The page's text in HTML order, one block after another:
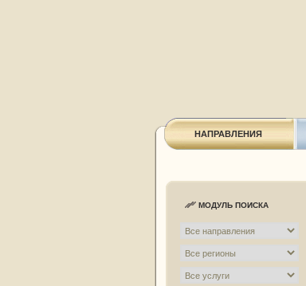
НАПРАВЛЕНИЯ
МОДУЛЬ ПОИСКА